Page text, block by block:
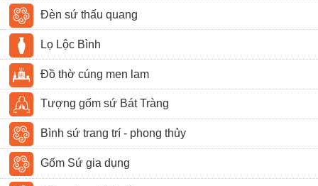
Đèn sứ thấu quang
Lọ Lộc Bình
Đồ thờ cúng men lam
Tượng gốm sứ Bát Tràng
Bình sứ trang trí - phong thủy
Gốm Sứ gia dụng